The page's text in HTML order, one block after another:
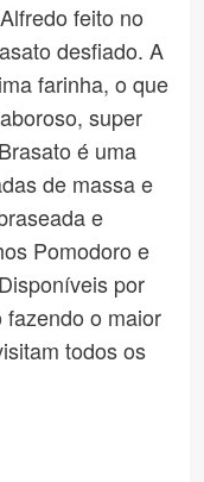
feito no
desfiado. A
farinha, o que
super
é uma
de massa e
e
Pomodoro e
por
o maior
todos os